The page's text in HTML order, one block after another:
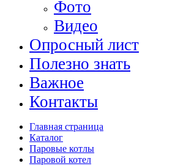
Фото
Видео
Опросный лист
Полезно знать
Важное
Контакты
Главная страница
Каталог
Паровые котлы
Паровой котел